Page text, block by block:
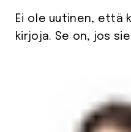
Ei ole uutinen, että
kirjoja. Se on, jos